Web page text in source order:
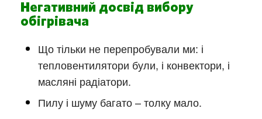
Негативний досвід вибору
обігрівача
Що тільки не перепробували ми: і
тепловентилятори були, і конвектори, і
масляні радіатори.
Пилу і шуму багато – толку мало.